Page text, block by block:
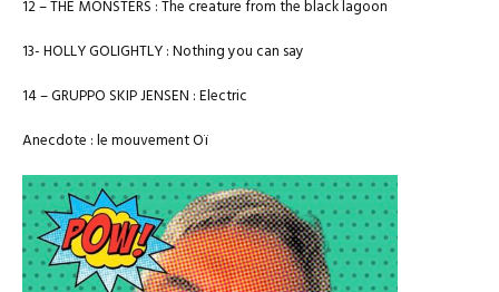
12 – THE MONSTERS : The creature from the black lagoon
13- HOLLY GOLIGHTLY : Nothing you can say
14 – GRUPPO SKIP JENSEN : Electric
Anecdote : le mouvement Oï